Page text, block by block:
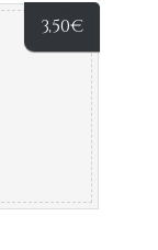
3,50€